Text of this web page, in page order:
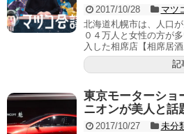
2017/10/28
マツ
北海道札幌市は、人口
０４万人と女性の方が
入した相席店【相席居
記
東京モーターシ
ニオンが美人と話
2017/10/27
未分